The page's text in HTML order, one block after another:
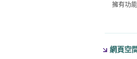
擁有功能
網頁空